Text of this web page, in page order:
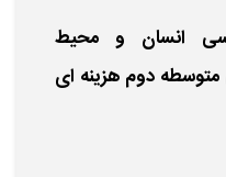
انسان و محیط
متوسطه دوم هزینه ای